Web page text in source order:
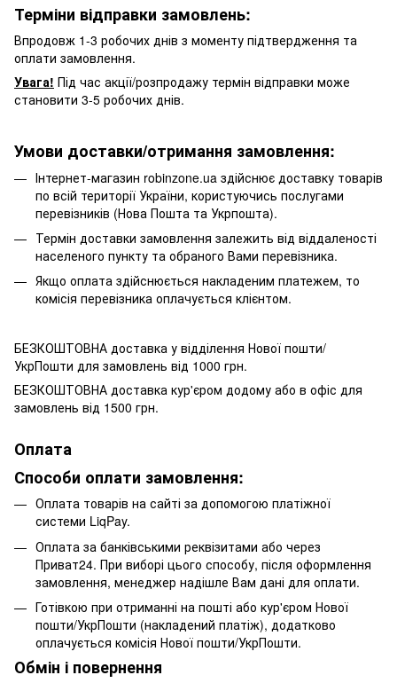
Терміни відправки замовлень:
Впродовж 1-3 робочих днів з моменту підтвердження та
оплати замовлення.
Увага! Під час акції/розпродажу термін відправки може
становити 3-5 робочих днів.
Умови доставки/отримання замовлення:
Інтернет-магазин robinzone.ua здійснює доставку товарів
по всій території України, користуючись послугами
перевізників (Нова Пошта та Укрпошта).
Термін доставки замовлення залежить від віддаленості
населеного пункту та обраного Вами перевізника.
Якщо оплата здійснюється накладеним платежем, то
комісія перевізника оплачується клієнтом.
БЕЗКОШТОВНА доставка у відділення Нової пошти/
УкрПошти для замовлень від 1000 грн.
БЕЗКОШТОВНА доставка кур'єром додому або в офіс для
замовлень від 1500 грн.
Оплата
Способи оплати замовлення:
Оплата товарів на сайті за допомогою платіжної
системи LiqPay.
Оплата за банківськими реквізитами або через
Приват24. При виборі цього способу, після оформлення
замовлення, менеджер надішле Вам дані для оплати.
Готівкою при отриманні на пошті або кур'єром Нової
пошти/УкрПошти (накладений платіж), додатково
оплачується комісія Нової пошти/УкрПошти.
Обмін і повернення